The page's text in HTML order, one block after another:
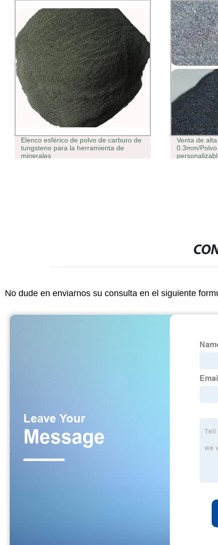
Elenco esférico de polvo de carburo de
tungsteno para la herramienta de
minerales
Venta de
0.3mm/
No dude en enviarnos su consulta en el siguiente